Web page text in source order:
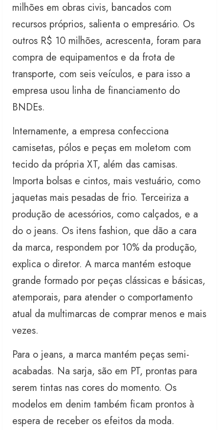
milhões em obras civis, bancados com
recursos próprios, salienta o empresário. Os
outros R$ 10 milhões, acrescenta, foram para
compra de equipamentos e da frota de
transporte, com seis veículos, e para isso a
empresa usou linha de financiamento do
BNDEs.
Internamente, a empresa confecciona
camisetas, pólos e peças em moletom com
tecido da própria XT, além das camisas.
Importa bolsas e cintos, mais vestuário, como
jaquetas mais pesadas de frio. Terceiriza a
produção de acessórios, como calçados, e a
do o jeans. Os itens fashion, que dão a cara
da marca, respondem por 10% da produção,
explica o diretor. A marca mantém estoque
grande formado por peças clássicas e básicas,
atemporais, para atender o comportamento
atual da multimarcas de comprar menos e mais
vezes.
Para o jeans, a marca mantém peças semi-
acabadas. Na sarja, são em PT, prontas para
serem tintas nas cores do momento. Os
modelos em denim também ficam prontos à
espera de receber os efeitos da moda.